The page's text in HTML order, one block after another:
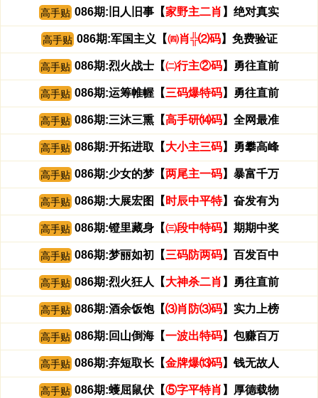
高手贴 086期:旧人旧事【家野主二肖 】绝对真实
高手贴 086期:军国主义【㈣肖╬⑵码】免费验证
高手贴 086期:烈火战士【㈡行主②码】勇往直前
高手贴 086期:运筹帷幄【三码爆特码】勇往直前
高手贴 086期:三沐三熏【高手研⒁码】全网最准
高手贴 086期:开拓进取【大小主三码】勇攀高峰
高手贴 086期:少女的梦【两尾主一码】暴富千万
高手贴 086期:大展宏图【 时辰中平特】奋发有为
高手贴 086期:镫里藏身【㈢段中特码】期期中奖
高手贴 086期:梦丽如初【三码防两码】百发百中
高手贴 086期:烈火狂人【大神杀二肖 】勇往直前
高手贴 086期:酒余饭饱【⑶肖防⑶码】实力上榜
高手贴 086期:回山倒海【一波出特码】包赚百万
高手贴 086期:弃短取长【金牌爆⒀码】钱无故人
高手贴 086期:蠖屈鼠伏【⑤字平特肖 】厚德载物